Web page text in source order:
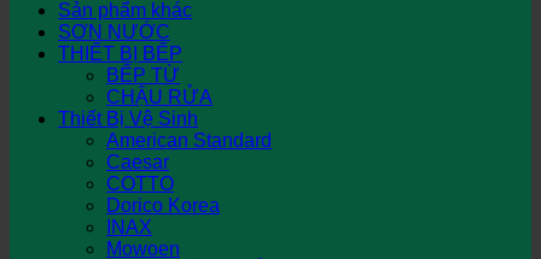
Sản phẩm khác
SƠN NƯỚC
THIẾT BỊ BẾP
BẾP TỪ
CHẬU RỬA
Thiết Bị Vệ Sinh
American Standard
Caesar
COTTO
Dorico Korea
INAX
Mowoen